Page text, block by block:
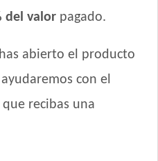
del valor pagado.
abierto el producto
con el
recibas una